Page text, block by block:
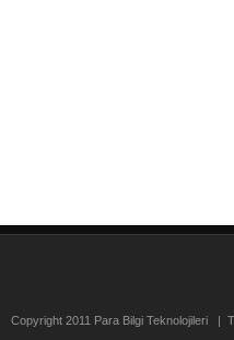
Copyright 2011 Para Bilgi